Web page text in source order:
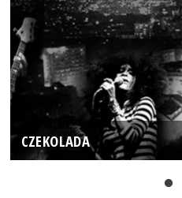
CZEKOLADA